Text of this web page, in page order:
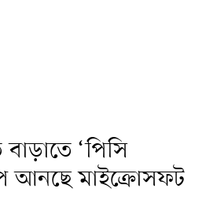
‘পিসি
আনছে মাইক্রোসফট